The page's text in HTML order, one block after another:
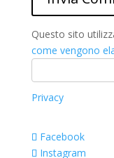
Questo sito
come vengono
Privacy
Facebook
Instagram